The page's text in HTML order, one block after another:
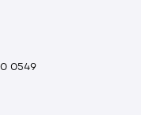
0549